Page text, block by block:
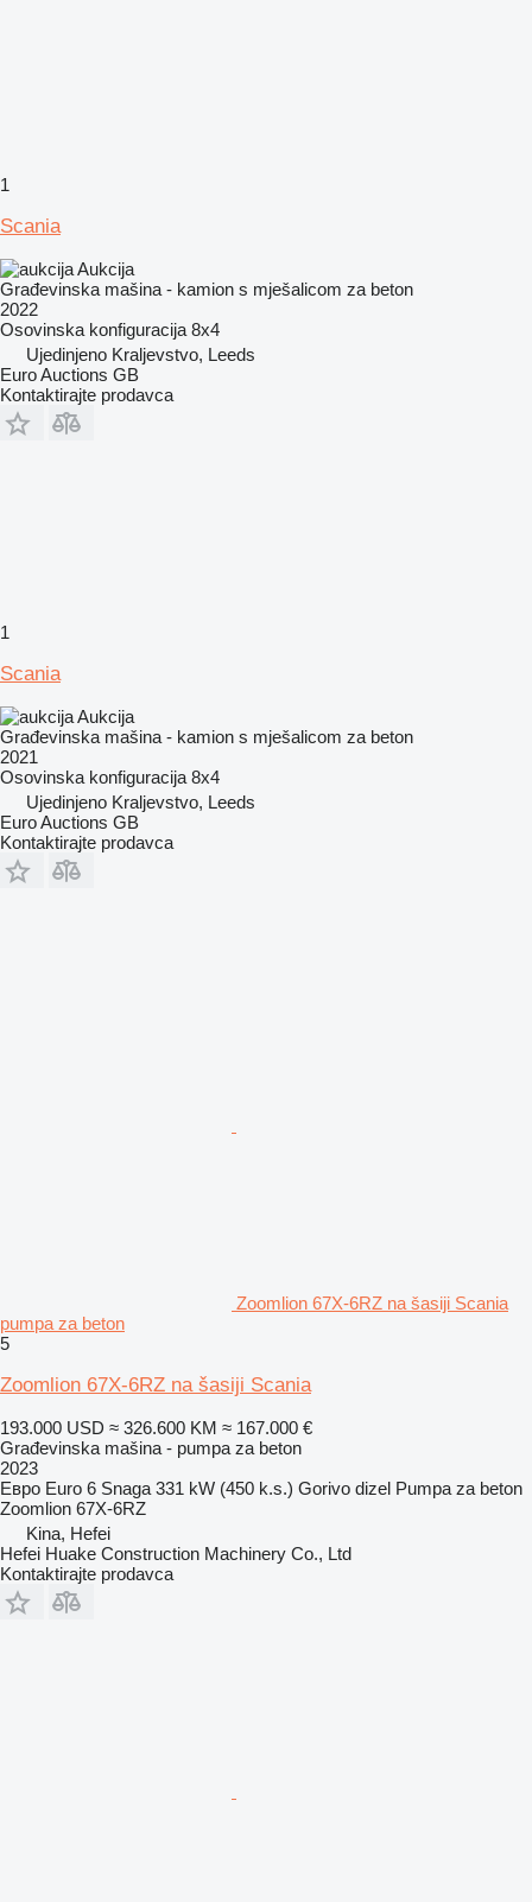
1
Scania
Aukcija
Građevinska mašina - kamion s mješalicom za beton
2022
Osovinska konfiguracija 8x4
Ujedinjeno Kraljevstvo, Leeds
Euro Auctions GB
Kontaktirajte prodavca
1
Scania
Aukcija
Građevinska mašina - kamion s mješalicom za beton
2021
Osovinska konfiguracija 8x4
Ujedinjeno Kraljevstvo, Leeds
Euro Auctions GB
Kontaktirajte prodavca
Zoomlion 67X-6RZ na šasiji Scania
pumpa za beton
5
Zoomlion 67X-6RZ na šasiji Scania
193.000 USD ≈ 326.600 KM ≈ 167.000 €
Građevinska mašina - pumpa za beton
2023
Евро Euro 6 Snaga 331 kW (450 k.s.) Gorivo dizel Pumpa za beton
Zoomlion 67X-6RZ
Kina, Hefei
Hefei Huake Construction Machinery Co., Ltd
Kontaktirajte prodavca